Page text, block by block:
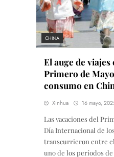
CHINA
El auge de
Primero de
consumo en
Xinhua 16 mayo,
Las vacaciones del
Día Internacional de
transcurrieron entre el
uno de los períodos